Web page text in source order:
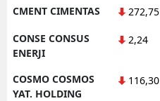
CMENT CIMENTAS 272,75
CONSE CONSUS
ENERJI
2,24
COSMO COSMOS
YAT. HOLDING
116,30